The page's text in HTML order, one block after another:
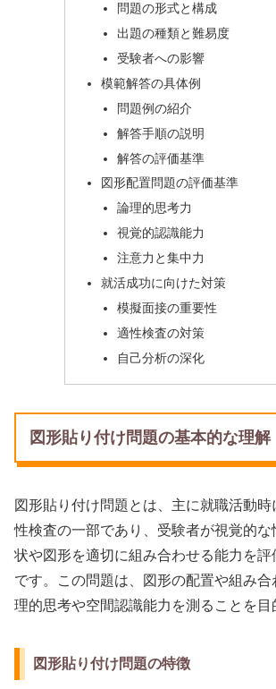
問題の形式と構成
出題の種類と難易度
受験者への影響
模範解答の具体例
問題例の紹介
解答手順の説明
解答の評価基準
図形配置問題の評価基準
論理的思考力
視覚的認識能力
注意力と集中力
就活成功に向けた対策
模擬面接の重要性
適性検査の対策
自己分析の深化
図形貼り付け問題の基本的な理解
図形貼り付け問題とは、主に就職活動
性検査の一部であり、受験者が視覚的
状や図形を適切に組み合わせる能力を評
です。この問題は、図形の配置や組み
理的思考や空間認識能力を測ることを目
図形貼り付け問題の特徴